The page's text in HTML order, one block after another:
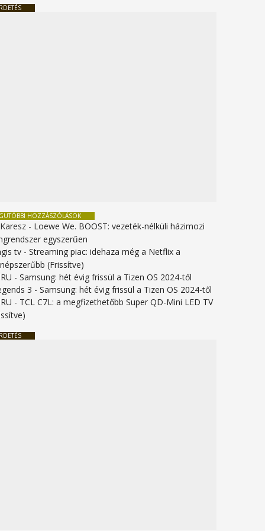
HOZZÁSZÓLÁSOK
- Loewe We. BOOST: vezeték-nélküli házimozi
egyszerűen
tv -Streaming piac: idehaza még a Netflix a
(Frissítve)
-Samsung: hét évig frissül a Tizen OS 2024-től
3 -Samsung: hét évig frissül a Tizen OS 2024-től
- TCL C7L: a megfizethetőbb Super QD-Mini LED TV